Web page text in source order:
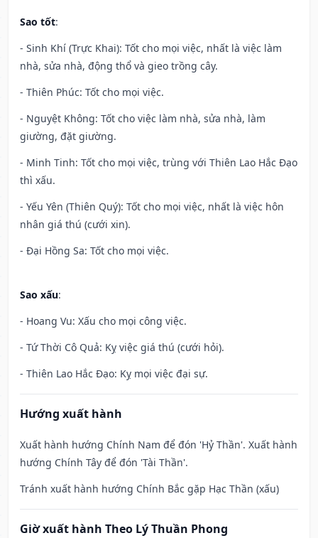
Sao tốt:
- Sinh Khí (Trực Khai): Tốt cho mọi việc, nhất là việc làm
nhà, sửa nhà, động thổ và gieo trồng cây.
- Thiên Phúc: Tốt cho mọi việc.
- Nguyệt Không: Tốt cho việc làm nhà, sửa nhà, làm
giường, đặt giường.
- Minh Tinh: Tốt cho mọi việc, trùng với Thiên Lao Hắc Đạo
thì xấu.
- Yếu Yên (Thiên Quý): Tốt cho mọi việc, nhất là việc hôn
nhân giá thú (cưới xin).
- Đại Hồng Sa: Tốt cho mọi việc.
Sao xấu:
- Hoang Vu: Xấu cho mọi công việc.
- Tứ Thời Cô Quả: Kỵ việc giá thú (cưới hỏi).
- Thiên Lao Hắc Đạo: Kỵ mọi việc đại sự.
Hướng xuất hành
Xuất hành hướng Chính Nam để đón 'Hỷ Thần'. Xuất hành
hướng Chính Tây để đón 'Tài Thần'.
Tránh xuất hành hướng Chính Bắc gặp Hạc Thần (xấu)
Giờ xuất hành Theo Lý Thuần Phong